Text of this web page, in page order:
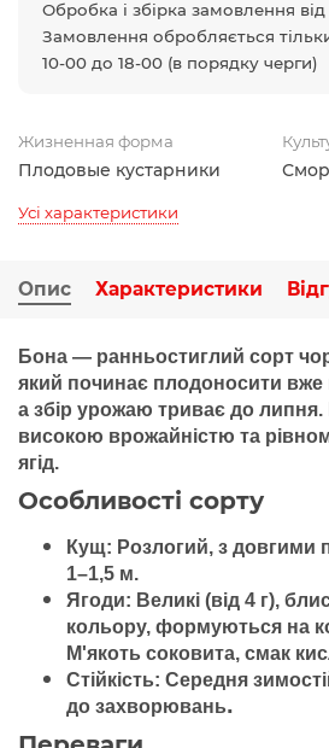
Обробка і збірка замовлення від
Замовлення обробляється
10-00 до 18-00 (в порядку черги)
Жизненная форма
Плодовые кустарники
Усі характеристики
Опис Характеристики
Бона — ранньостиглий сорт
який починає плодоносити вже
а збір урожаю триває до липня.
високою врожайністю та
ягід.
Особливості сорту
Кущ: Розлогий, з довгими
1–1,5 м.
Ягоди: Великі (від 4 г),
кольору, формуються на
М'якоть соковита, смак
Стійкість: Середня
до захворювань.